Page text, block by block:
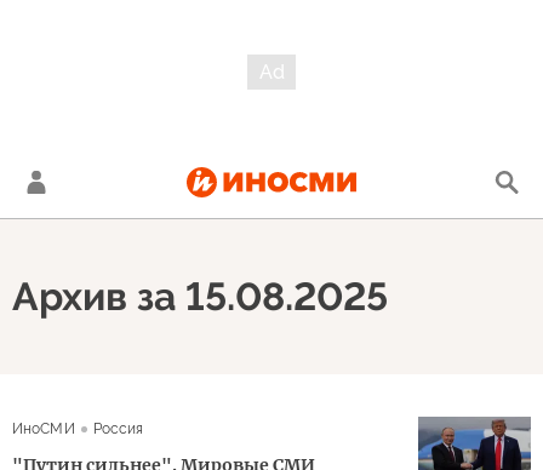
Архив за 15.08.2025
ИноСМИ Россия
"Путин сильнее". Мировые СМИ